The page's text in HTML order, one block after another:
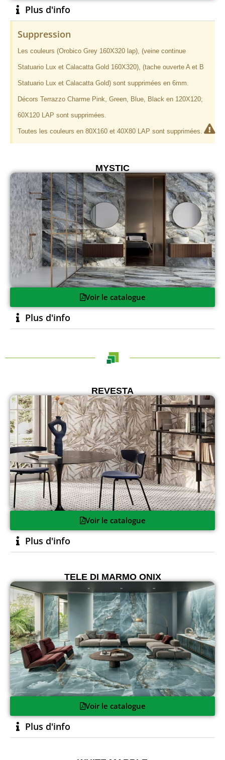
Plus d'info
Suppression
Les couleurs (Orobico Grey 160X320 lap), (veine continue
Statuario Lux et Calacatta Gold 160X320), (tache ouverte A et B
Statuario Lux et Calacatta Gold) sont supprimées en 6mm.
Décors Terrazzo Charme Pink, Green, Blue, Black en 120X120;
60X120 LAP sont supprimées.
Toutes les couleurs en 80X160 et 40X80 LAP sont supprimées.
MYSTIC
Voir le catalogue
Plus d'info
REVESTA
Voir le catalogue
Plus d'info
TELE DI MARMO ONIX
Voir le catalogue
Plus d'info